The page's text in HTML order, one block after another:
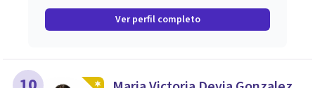
Ver perfil completo